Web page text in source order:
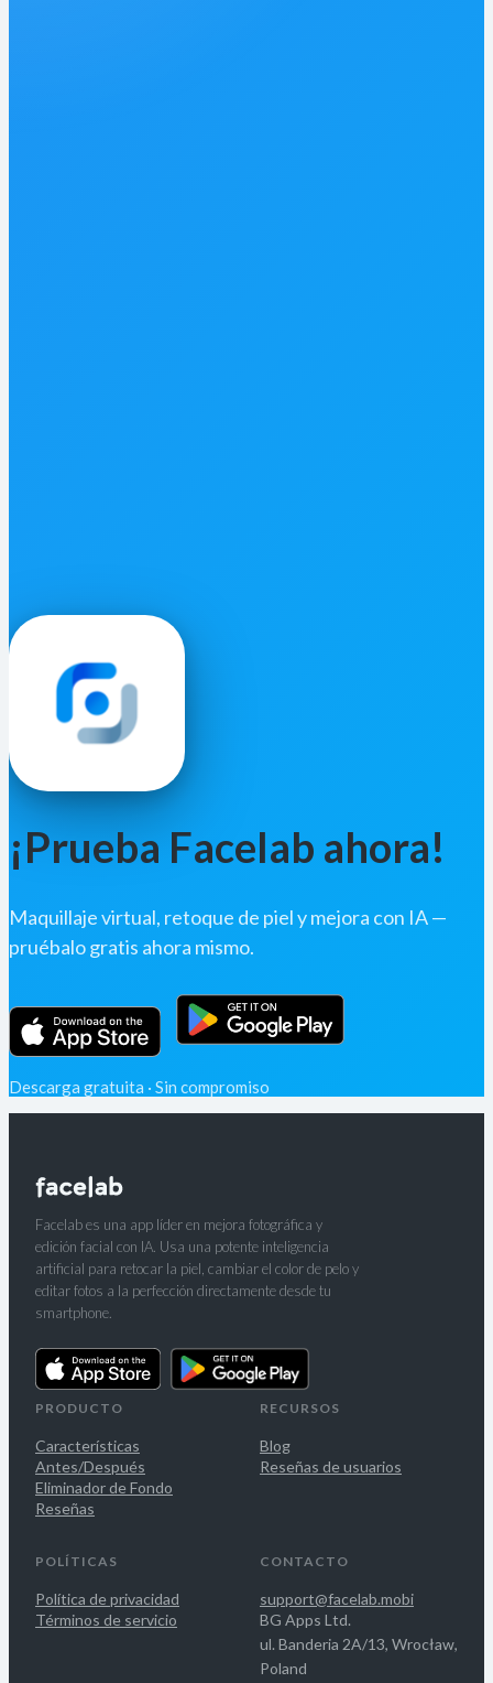
¡Prueba Facelab ahora!
Maquillaje virtual, retoque de piel y mejora con IA —
pruébalo gratis ahora mismo.
Descarga gratuita · Sin compromiso
Facelab es una app líder en mejora fotográfica y
edición facial con IA. Usa una potente inteligencia
artificial para retocar la piel, cambiar el color de pelo y
editar fotos a la perfección directamente desde tu
smartphone.
PRODUCTO
Características
Antes/Después
Eliminador de Fondo
Reseñas
RECURSOS
Blog
Reseñas de usuarios
POLÍTICAS
Política de privacidad
Términos de servicio
CONTACTO
support@facelab.mobi
BG Apps Ltd.
ul. Banderia 2A/13, Wrocław,
Poland